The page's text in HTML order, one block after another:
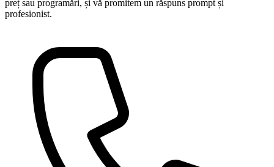
preț sau programări, și vă promitem un răspuns prompt și
profesionist.